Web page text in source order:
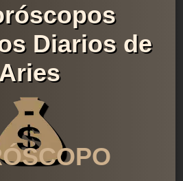
Diarios de
Aries